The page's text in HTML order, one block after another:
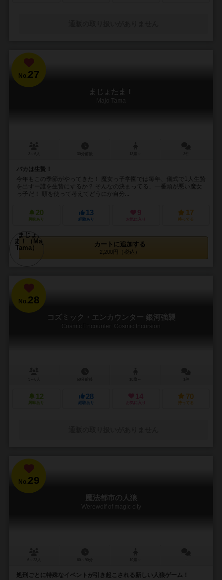
No.27
まじょたま！
Majo Tama
バカは生贄！
今年もこの季節がやってきた！ 魔女っ子学園では毎年、儀式で1人生贄
を出すー誰を生贄にするか？ そんなの決まってる、一番頭が悪い魔女
っ子だ！ 頭を使って考えてどうにか自分...
20
興味あり
13
経験あり
9
お気に入り
17
持ってる
カートに追加する
2,200円（税込）
No.28
コズミック・エンカウンター 銀河強襲
Cosmic Encounter: Cosmic Incursion
12
興味あり
28
経験あり
14
お気に入り
70
持ってる
No.29
魔法都市の人狼
Werewolf of magic city
処刑ごとに特殊なイベントが引き起こされる新しい人狼ゲーム！